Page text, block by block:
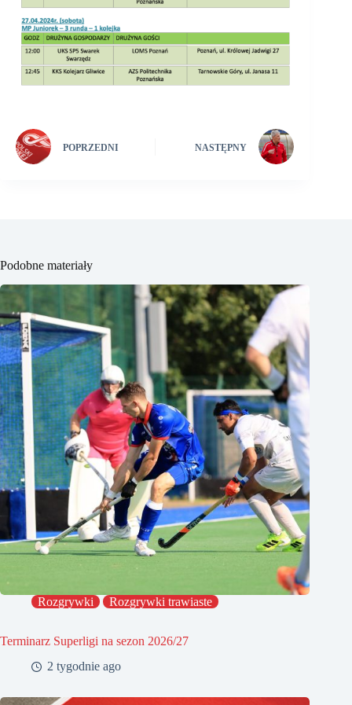
POPRZEDNI NASTĘPNY
Podobne materiały
Rozgrywki Rozgrywki trawiaste
Terminarz Superligi na sezon 2026/27
2 tygodnie ago